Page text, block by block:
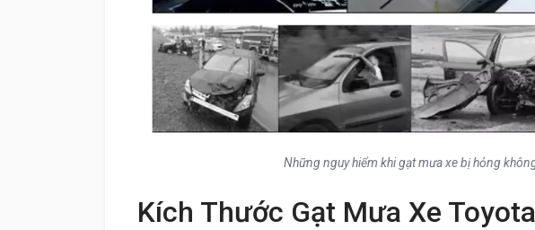
Những nguy hiểm khi gạt mưa xe bị hỏng
Kích Thước Gạt Mưa Xe